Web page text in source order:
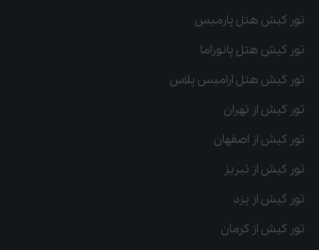
تور کیش هتل پارمیس
تور کیش هتل پانوراما
تور کیش هتل آرامیس پلاس
تور کیش از تهران
تور کیش از اصفهان
تور کیش از تبریز
تور کیش از یزد
تور کیش از کرمان